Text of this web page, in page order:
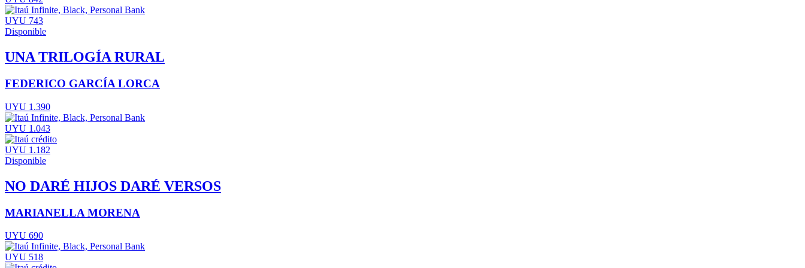
UYU 743
Disponible
UNA TRILOGÍA RURAL
FEDERICO GARCÍA LORCA
UYU 1.390
UYU 1.043
UYU 1.182
Disponible
NO DARÉ HIJOS DARÉ VERSOS
MARIANELLA MORENA
UYU 690
UYU 518